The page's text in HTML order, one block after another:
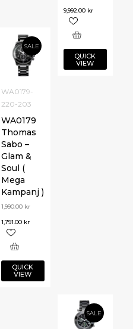
9,992.00 kr
QUICK
VIEW
SALE
WA0179-
220-203
WA0179
Thomas
Sabo –
Glam &
Soul (
Mega
Kampanj )
1,990.00 kr
1,791.00 kr
QUICK
VIEW
SALE